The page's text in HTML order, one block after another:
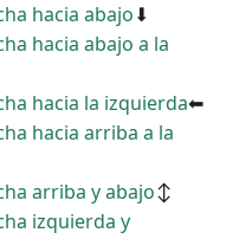
hacia abajo⬇
hacia abajo a la
hacia la izquierda⬅
hacia arriba a la
arriba y abajo↕
izquierda y